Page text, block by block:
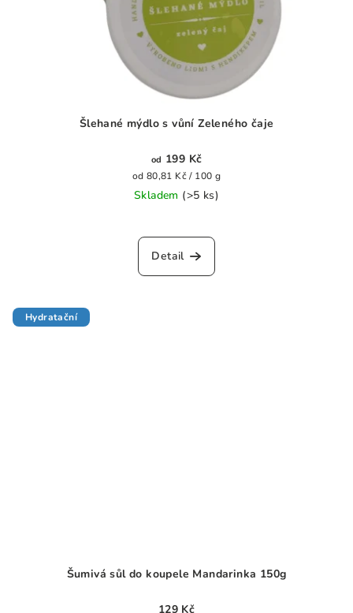
Šlehané mýdlo s vůní Zeleného čaje
od 199 Kč
Měrná
cena:
od 80,81 Kč / 100 g
Skladem (>5 ks)
hodnocení
produktu
Detail
Hydratační
Šumivá sůl do koupele Mandarinka 150g
129 Kč